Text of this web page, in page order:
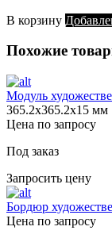
В корзину
Похожие
Модуль
365.2х365.2х15 мм
Цена по запросу
Под заказ
Запросить цену
Бордюр
Цена по запросу